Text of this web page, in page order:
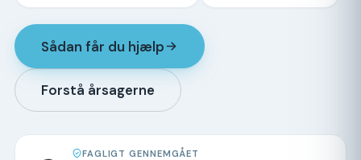
Sådan får du hjælp
Forstå årsagerne
FAGLIGT GENNEMGÅET